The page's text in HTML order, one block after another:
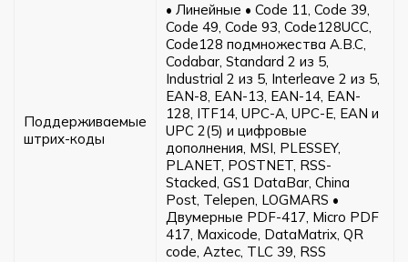
Поддерживаемые
штрих-коды
• Линейные • Code 11, Code 39,
Code 49, Code 93, Code128UCC,
Code128 подмножества A.B.C,
Codabar, Standard 2 из 5,
Industrial 2 из 5, Interleave 2 из 5,
EAN-8, EAN-13, EAN-14, EAN-
128, ITF14, UPC-A, UPC-E, EAN и
UPC 2(5) и цифровые
дополнения, MSI, PLESSEY,
PLANET, POSTNET, RSS-
Stacked, GS1 DataBar, China
Post, Telepen, LOGMARS •
Двумерные PDF-417, Micro PDF
417, Maxicode, DataMatrix, QR
code, Aztec, TLC 39, RSS